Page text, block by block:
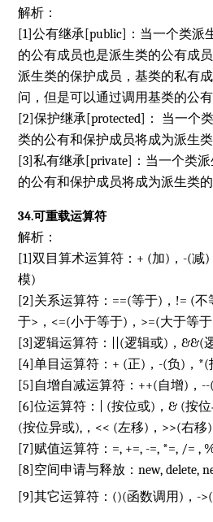
解析：
[1]公有继承[public]：当一个类派
的公有成员也是派生类的公有成
派生类的保护成员，基类的私有
问，但是可以通过调用基类的公
[2]保护继承[protected]： 当一个
类的公有和保护成员将成为派生类
[3]私有继承[private]：当一个类
的公有和保护成员将成为派生类的
34.可重载运算符
解析：
[1]双目算术运算符：+ (加)，-(
模)
[2]关系运算符：==(等于)，!= (
于>，<=(小于等于)，>=(大于等
[3]逻辑运算符：||(逻辑或)，&&(
[4]单目运算符：+ (正)，-(负)，
[5]自增自减运算符：++(自增)，--
[6]位运算符：| (按位或)，& (按
(按位异或),，<< (左移)，>>(右移)
[7]赋值运算符：=, +=, -=, *=, /= ,
[8]空间申请与释放：new, delete,
[9]其它运算符：()(函数调用)，-